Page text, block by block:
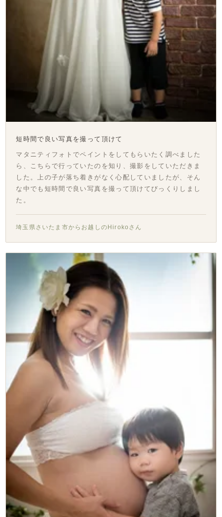
短時間で良い写真を撮って頂けて
マタニティフォトでペイントをしてもらいたく調べました
ら、こちらで行っていたのを知り、撮影をしていただきま
した。上の子が落ち着きがなく心配していましたが、そん
な中でも短時間で良い写真を撮って頂けてびっくりしまし
た。
埼玉県さいたま市からお越しのHirokoさん